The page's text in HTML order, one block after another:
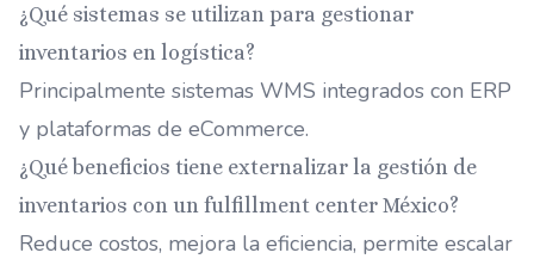
¿Qué sistemas se utilizan para gestionar
inventarios en logística?
Principalmente sistemas WMS integrados con ERP
y plataformas de eCommerce.
¿Qué beneficios tiene externalizar la gestión de
inventarios con un fulfillment center México?
Reduce costos, mejora la eficiencia, permite escalar